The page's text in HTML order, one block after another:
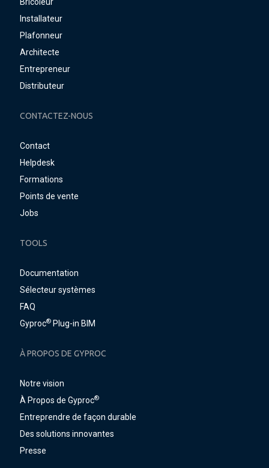
Installateur
Plafonneur
Architecte
Entrepreneur
Distributeur
CONTACTEZ-NOUS
Contact
Helpdesk
Formations
Points de vente
Jobs
TOOLS
Documentation
Sélecteur systèmes
FAQ
Gyproc® Plug-in BIM
À PROPOS DE GYPROC
Notre vision
À Propos de Gyproc®
Entreprendre de façon durable
Des solutions innovantes
Presse